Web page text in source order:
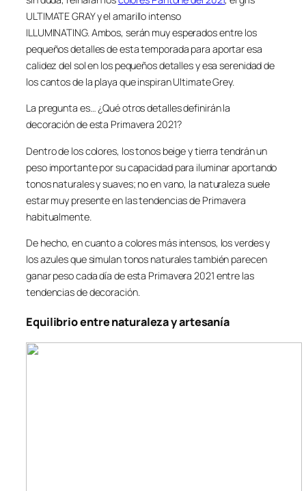
ULTIMATE GRAY y el amarillo intenso
ILLUMINATING. Ambos, serán muy esperados entre los
pequeños detalles de esta temporada para aportar esa
calidez del sol en los pequeños detalles y esa serenidad de
los cantos de la playa que inspiran Ultimate Grey.
La pregunta es… ¿Qué otros detalles definirán la
decoración de esta Primavera 2021?
Dentro de los colores, los tonos beige y tierra tendrán un
peso importante por su capacidad para iluminar aportando
tonos naturales y suaves; no en vano, la naturaleza suele
estar muy presente en las tendencias de Primavera
habitualmente.
De hecho, en cuanto a colores más intensos, los verdes y
los azules que simulan tonos naturales también parecen
ganar peso cada día de esta Primavera 2021 entre las
tendencias de decoración.
Equilibrio entre naturaleza y artesanía